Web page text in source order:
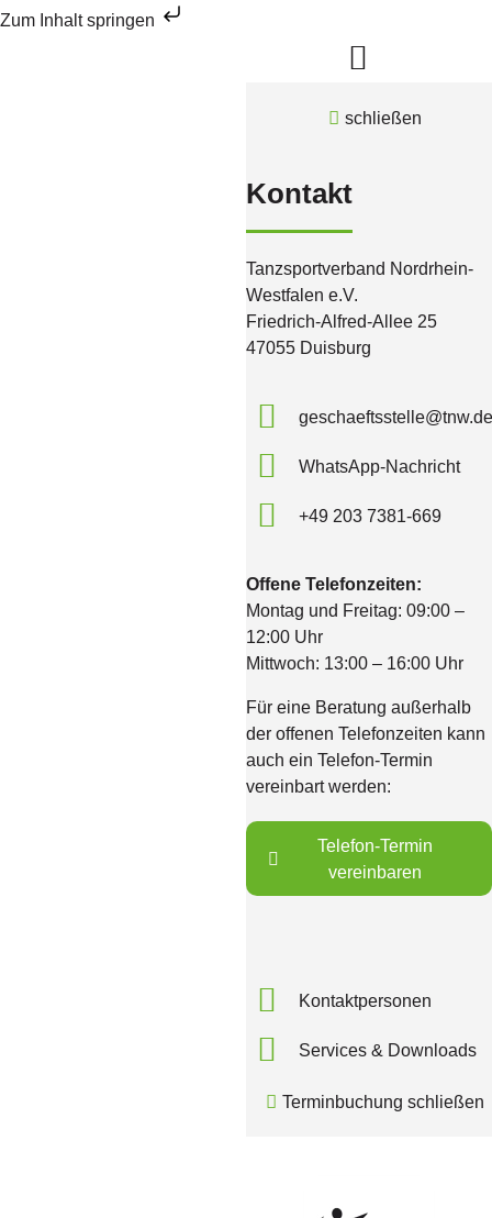
Zum Inhalt springen
schließen
Kontakt
Tanzsportverband Nordrhein-
Westfalen e.V.
Friedrich-Alfred-Allee 25
47055 Duisburg
geschaeftsstelle@tnw.de
WhatsApp-Nachricht
+49 203 7381-669
Offene Telefonzeiten:
Montag und Freitag: 09:00 –
12:00 Uhr
Mittwoch: 13:00 – 16:00 Uhr
Für eine Beratung außerhalb
der offenen Telefonzeiten kann
auch ein Telefon-Termin
vereinbart werden:
Telefon-Termin
vereinbaren
Kontaktpersonen
Services & Downloads
Terminbuchung schließen